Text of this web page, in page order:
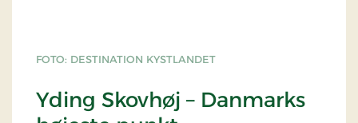
FOTO: DESTINATION KYSTLANDET
Yding Skovhøj – Danmarks